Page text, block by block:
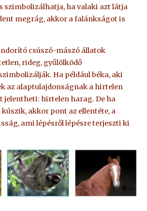
szimbolizálhatja, ha valaki azt látja
megrág, akkor a falánkságot is
csúszó-mászó állatok
rideg, gyűlölködő
Ha például béka, aki
az alaptulajdonságnak a hirtelen
jelentheti: hirtelen harag. De ha
akkor pont az ellentéte, a
ami lépésről lépésre terjeszti ki